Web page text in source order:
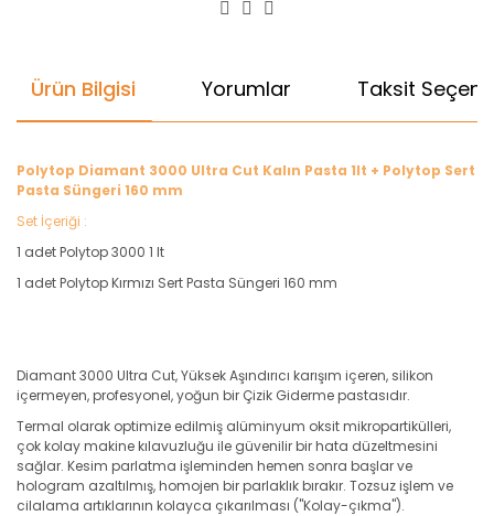
Ürün Bilgisi Yorumlar Taksit
Polytop Diamant 3000 Ultra Cut Kalın Pasta 1lt + Polytop Sert
Pasta Süngeri 160 mm
Set İçeriği :
1 adet Polytop 3000 1 lt
1 adet Polytop Kırmızı Sert Pasta Süngeri 160 mm
Diamant 3000 Ultra Cut, Yüksek Aşındırıcı karışım içeren, silikon
içermeyen, profesyonel, yoğun bir Çizik Giderme pastasıdır.
Termal olarak optimize edilmiş alüminyum oksit mikropartikülleri,
çok kolay makine kılavuzluğu ile güvenilir bir hata düzeltmesini
sağlar. Kesim parlatma işleminden hemen sonra başlar ve
hologram azaltılmış, homojen bir parlaklık bırakır. Tozsuz işlem ve
cilalama artıklarının kolayca çıkarılması ("Kolay-çıkma").